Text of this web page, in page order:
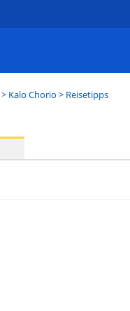
> Kalo Chorio > Reisetipps